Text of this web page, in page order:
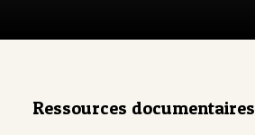
Ressources documentaires